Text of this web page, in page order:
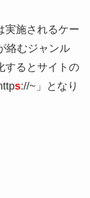
実施されるケー
絡むジャンル
するとサイトの
s://~」となり